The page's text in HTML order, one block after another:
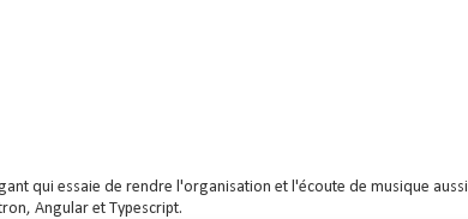
qui essaie de rendre l'organisation et l'écoute de musique aussi
Angular et Typescript.